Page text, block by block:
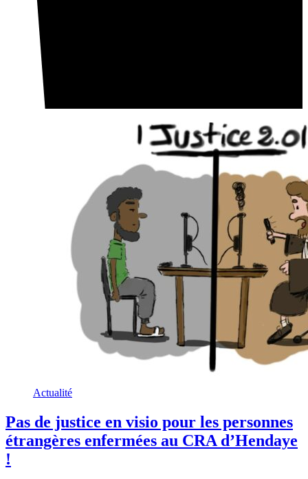
Actualité
Pas de justice en visio pour les personnes
étrangères enfermées au CRA d’Hendaye
!